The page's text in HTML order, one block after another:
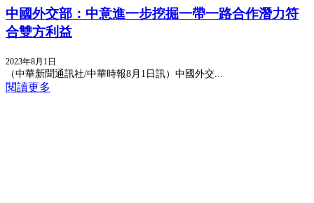
中國外交部：中意進一步挖掘一帶一路合作潛力符
合雙方利益
2023年8月1日
（中華新聞通訊社/中華時報8月1日訊）中國外交...
閱讀更多